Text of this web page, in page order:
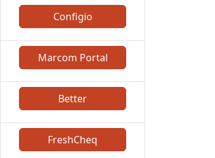
Configio
Marcom Portal
Better
FreshCheq